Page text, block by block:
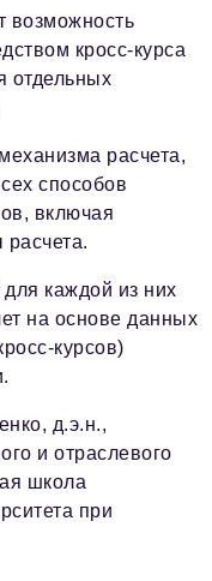
возможность
кросс-курса
отдельных
расчета,
способов
включая
каждой из них
на основе данных
курсов)
д.э.н.,
и отраслевого
школа
при